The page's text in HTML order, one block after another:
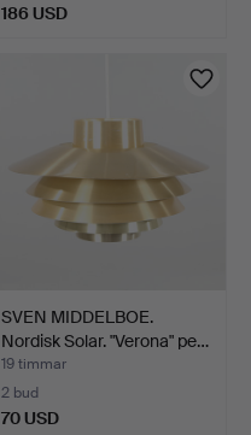
186 USD
SVEN MIDDELBOE.
Nordisk Solar. "Verona" pe…
19 timmar
2 bud
70 USD